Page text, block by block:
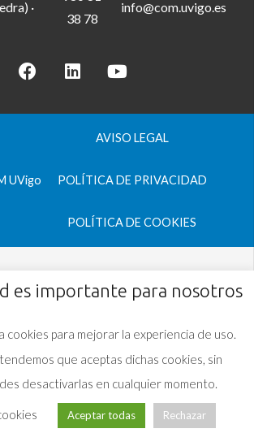
·
38 78
info@com.uvigo.es
UVigo
AVISO LEGAL
POLÍTICA DE PRIVACIDAD
POLÍTICA DE COOKIES
es importante para nosotros
cookies para mejorar la experiencia de uso.
que aceptas dichas cookies, sin
desactivarlas en cualquier momento.
Aceptar todas Rechazar